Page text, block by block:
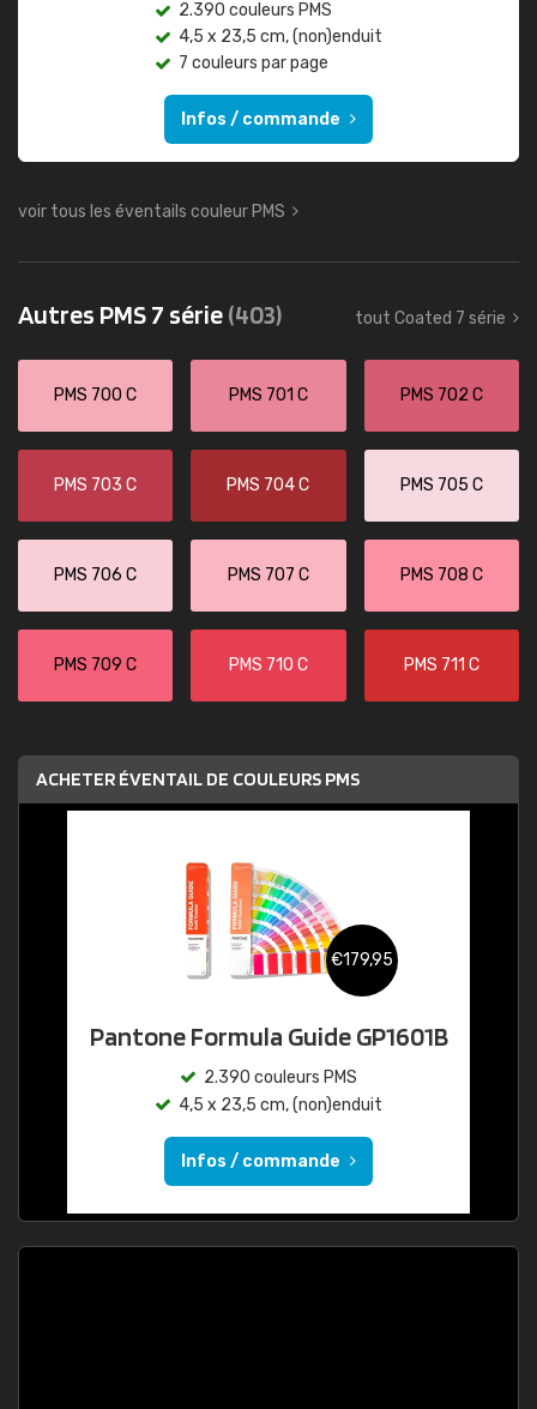
2.390 couleurs PMS
4,5 x 23,5 cm, (non)enduit
7 couleurs par page
Infos / commande
voir tous les éventails couleur PMS
Autres PMS 7 série(403) tout Coated 7 série
PMS 700 C PMS 701 C PMS 702 C
PMS 703 C PMS 704 C PMS 705 C
PMS 706 C PMS 707 C PMS 708 C
PMS 709 C PMS 710 C PMS 711 C
ACHETER ÉVENTAIL DE COULEURS PMS
€179,95
Pantone Formula Guide GP1601B
2.390 couleurs PMS
4,5 x 23,5 cm, (non)enduit
Infos / commande